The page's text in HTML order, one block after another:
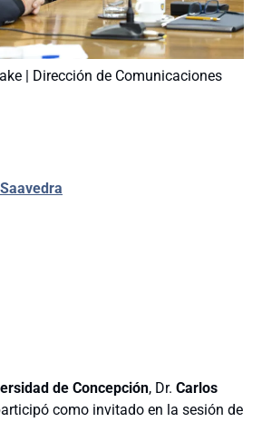
| Dirección de Comunicaciones
de Concepción, Dr. Carlos
como invitado en la sesión de